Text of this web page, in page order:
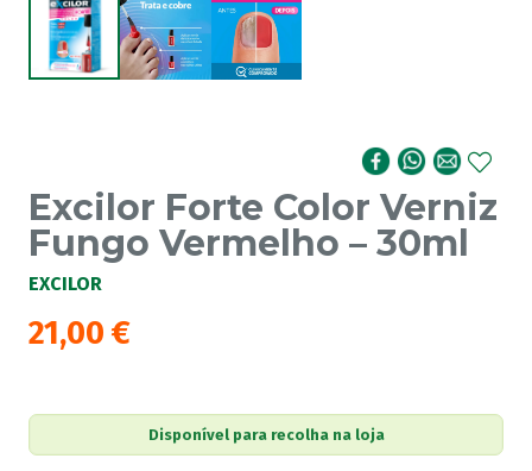
Excilor Forte Color Verniz
Fungo Vermelho – 30ml
EXCILOR
21,00 €
Disponível para recolha na loja